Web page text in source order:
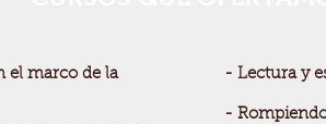
el marco de la
- Lectura y
-